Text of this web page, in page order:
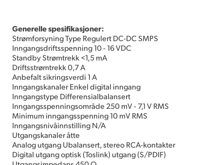
Generelle spesifikasjoner:
Strømforsyning Type Regulert DC-DC SMPS
Inngangsdriftsspenning 10 - 16 VDC
Standby Strømtrekk <1,5 mA
Driftsstrømtrekk 0,7 A
Anbefalt sikringsverdi 1 A
Inngangskanaler Enkel digital inngang
Inngangstype Differensialbalansert
Inngangsspenningsområde 250 mV - 7,1 V RMS
Minimum inngangsspenning 10 mV RMS
Inngangsnivåinnstilling N/A
Utgangskanaler åtte
Analog utgang Ubalansert, stereo RCA-kontakter
Digital utgang optisk (Toslink) utgang (S/PDIF)